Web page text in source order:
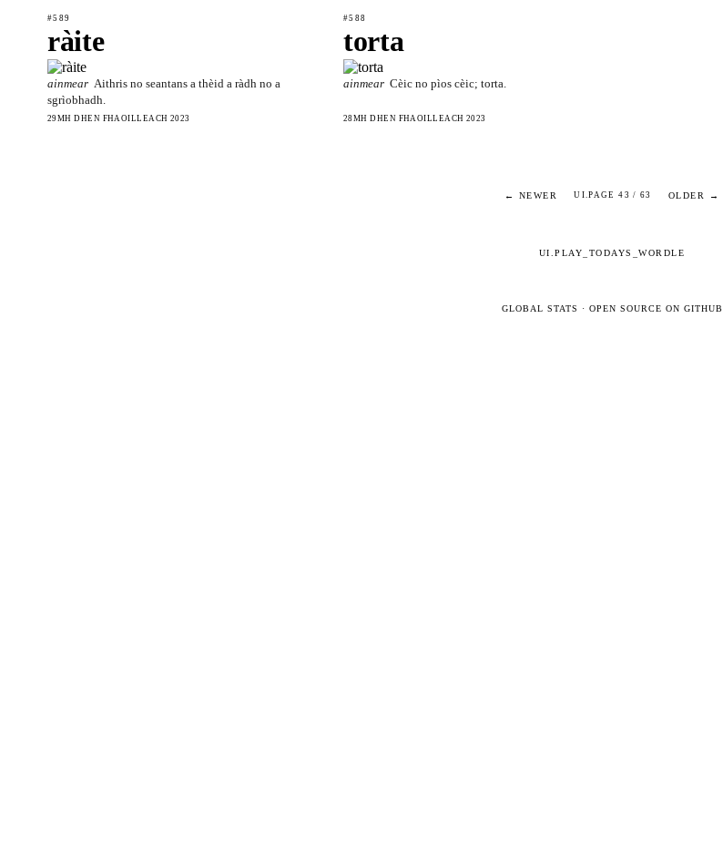
#589
ràite
ainmear Aithris no seantans a thèid a ràdh no a
sgrìobhadh.
29MH DHEN FHAOILLEACH 2023
#588
torta
ainmear Cèic no pìos cèic; torta.
28MH DHEN FHAOILLEACH 2023
← NEWER UI.PAGE 43 / 63 OLDER →
UI.PLAY_TODAYS_WORDLE
GLOBAL STATS · OPEN SOURCE ON GITHUB